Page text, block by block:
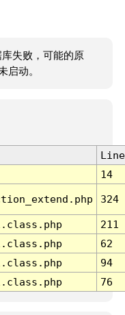
失败，可能的原
启动。
Line
14
324
211
62
94
76